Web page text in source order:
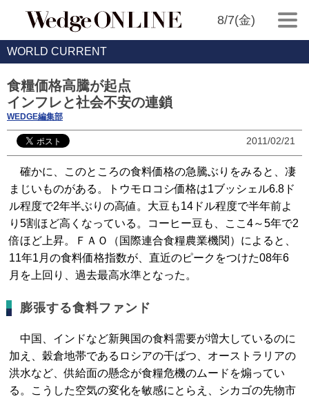
8/7(金)
WORLD CURRENT
食糧価格高騰が起点
インフレと社会不安の連鎖
WEDGE編集部
2011/02/21
確かに、このところの食料価格の急騰ぶりをみると、凄
まじいものがある。トウモロコシ価格は1ブッシェル6.8ド
ル程度で2年半ぶりの高値。大豆も14ドル程度で半年前よ
り5割ほど高くなっている。コーヒー豆も、ここ4～5年で2
倍ほど上昇。ＦＡＯ（国際連合食糧農業機関）によると、
11年1月の食料価格指数が、直近のピークをつけた08年6
月を上回り、過去最高水準となった。
膨張する食料ファンド
中国、インドなど新興国の食料需要が増大しているのに
加え、穀倉地帯であるロシアの干ばつ、オーストラリアの
洪水など、供給面の懸念が食糧危機のムードを煽ってい
る。こうした空気の変化を敏感にとらえ、シカゴの先物市